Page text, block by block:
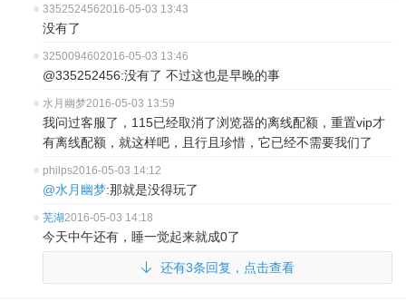
3352524562016-05-03 13:43
没有了
3250094602016-05-03 13:46
@335252456:没有了 不过这也是早晚的事
水月幽梦2016-05-03 13:59
我问过客服了，115已经取消了浏览器的离线配额，重置vip才
有离线配额，就这样吧，且行且珍惜，它已经不需要我们了
philps2016-05-03 14:12
@水月幽梦:那就是没得玩了
芜湖2016-05-03 14:18
今天中午还有，睡一觉起来就成0了
还有3条回复，点击查看